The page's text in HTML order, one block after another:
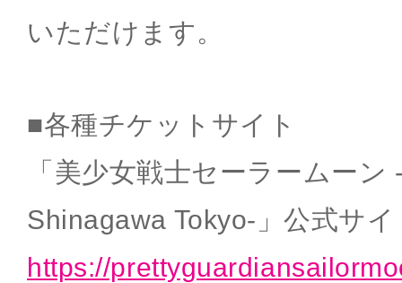
いただけます。
■各種チケットサイト
「美少女戦士セーラームー
Shinagawa Tokyo-」公式サイ
https://